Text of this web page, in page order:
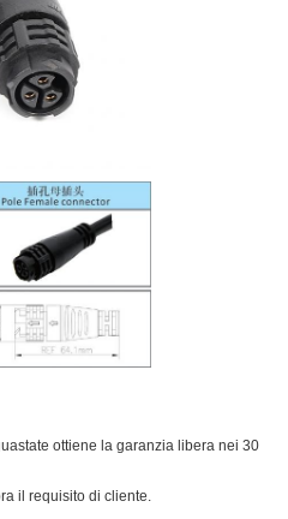
ottiene la garanzia libera nei 30
il requisito di cliente.